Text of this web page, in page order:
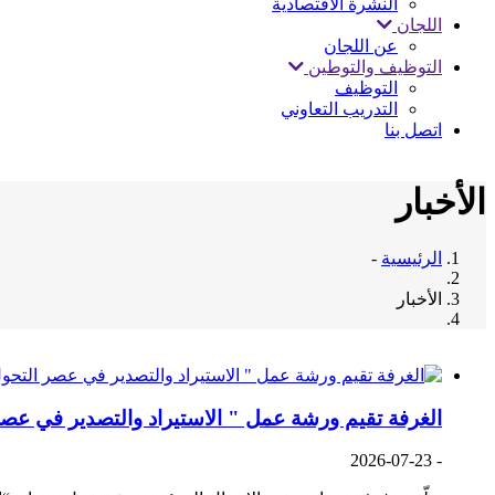
النشرة الاقتصادية
اللجان
عن اللجان
التوظيف والتوطين
التوظيف
التدريب التعاوني
اتصل بنا
الأخبار
الرئيسية -
الأخبار
الغرفة تقيم ورشة عمل " الاستيراد والتصدير في
-